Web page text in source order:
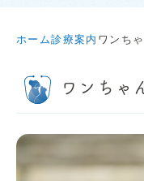
ホーム診療案内 ワンち
ワンちゃ